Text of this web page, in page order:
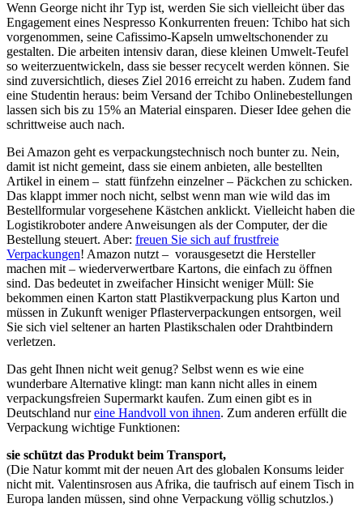
Wenn George nicht ihr Typ ist, werden Sie sich vielleicht über das
Engagement eines Nespresso Konkurrenten freuen: Tchibo hat sich
vorgenommen, seine Cafissimo-Kapseln umweltschonender zu
gestalten. Die arbeiten intensiv daran, diese kleinen Umwelt-Teufel
so weiterzuentwickeln, dass sie besser recycelt werden können. Sie
sind zuversichtlich, dieses Ziel 2016 erreicht zu haben. Zudem fand
eine Studentin heraus: beim Versand der Tchibo Onlinebestellungen
lassen sich bis zu 15% an Material einsparen. Dieser Idee gehen die
schrittweise auch nach.
Bei Amazon geht es verpackungstechnisch noch bunter zu. Nein,
damit ist nicht gemeint, dass sie einem anbieten, alle bestellten
Artikel in einem – statt fünfzehn einzelner – Päckchen zu schicken.
Das klappt immer noch nicht, selbst wenn man wie wild das im
Bestellformular vorgesehene Kästchen anklickt. Vielleicht haben die
Logistikroboter andere Anweisungen als der Computer, der die
Bestellung steuert. Aber: freuen Sie sich auf frustfreie
Verpackungen! Amazon nutzt – vorausgesetzt die Hersteller
machen mit – wiederverwertbare Kartons, die einfach zu öffnen
sind. Das bedeutet in zweifacher Hinsicht weniger Müll: Sie
bekommen einen Karton statt Plastikverpackung plus Karton und
müssen in Zukunft weniger Pflasterverpackungen entsorgen, weil
Sie sich viel seltener an harten Plastikschalen oder Drahtbindern
verletzen.
Das geht Ihnen nicht weit genug? Selbst wenn es wie eine
wunderbare Alternative klingt: man kann nicht alles in einem
verpackungsfreien Supermarkt kaufen. Zum einen gibt es in
Deutschland nureine Handvoll von ihnen. Zum anderen erfüllt die
Verpackung wichtige Funktionen:
sie schützt das Produkt beim Transport,
(Die Natur kommt mit der neuen Art des globalen Konsums leider
nicht mit. Valentinsrosen aus Afrika, die taufrisch auf einem Tisch in
Europa landen müssen, sind ohne Verpackung völlig schutzlos.)